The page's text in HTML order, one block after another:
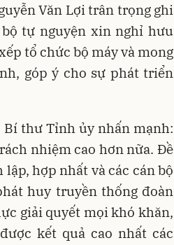
Văn Lợi trân trọng ghi
tự nguyện xin nghỉ hưu
tổ chức bộ máy và mong
góp ý cho sự phát triển
thư Tỉnh ủy nhấn mạnh:
nhiệm cao hơn nữa. Đề
hợp nhất và các cán bộ
huy truyền thống đoàn
giải quyết mọi khó khăn,
kết quả cao nhất các